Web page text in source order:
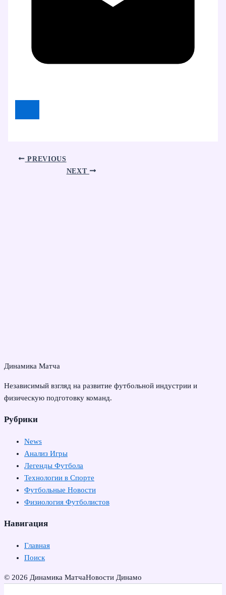
PREVIOUS
NEXT
Динамика Матча
Независимый взгляд на развитие футбольной индустрии и
физическую подготовку команд.
Рубрики
News
Анализ Игры
Легенды Футбола
Технологии в Спорте
Футбольные Новости
Физиология Футболистов
Навигация
Главная
Поиск
© 2026 Динамика МатчаНовости Динамо